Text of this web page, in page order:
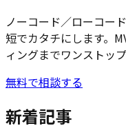
ノーコード／ローコー
短でカタチにします。
ィングまでワンストップ
無料で相談する
新着記事